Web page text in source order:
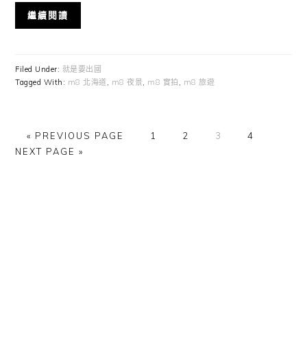
繼續閱讀
Filed Under: 就是要出國
Tagged With: m8 北海道 m8 夜景 m8 實拍 m8 旅遊
« GO
TO
PREVIOUS PAGE
GO
1
GO
2
GO
3
GO
4
NEXT PAGE »